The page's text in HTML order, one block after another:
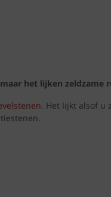
het lijken zeldzame
. Het lijkt alsof u